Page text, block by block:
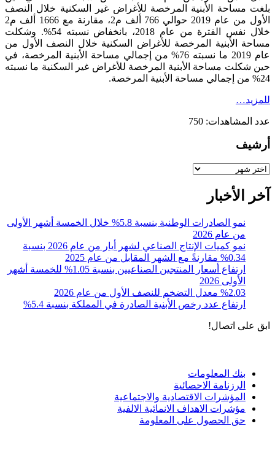
بلغت مساحة الأبنية المرخصة للأغراض غير السكنية خلال النصف
الأول من عام 2019 حوالي 766 ألف م2، مقارنة مع 1666 ألف م2
خلال نفس الفترة من عام 2018، بانخفاض نسبته 54%. وشكلت
مساحة الأبنية المرخصة للأغراض السكنية خلال النصف الأول من
عام 2019 ما نسبته 76% من إجمالي مساحة الأبنية المرخصة، في
حين شكلت مساحة الأبنية المرخصة للأغراض غير السكنية ما نسبته
24% من إجمالي مساحة الأبنية المرخصة.
للمزيد…
عدد المشاهدات: 750
أرشيف
أرشيف
آخر الأخبار
نمو الصادرات الوطنية بنسبة 5.8% خلال الخمسة أشهر الأولى
من عام 2026
نمو كميات الإنتاج الصناعي لشهر أيار من عام 2026 بنسبة
0.34% مقارنةً مع الشهر المقابل من عام 2025
ارتفاع أسعار المنتجين الصناعيين بنسبة 1.05% للخمسة أشهر
الأولى 2026
%2.03 معدل التضخم للنصف الأول من عام 2026
ارتفاع عدد رخص الأبنية الصادرة في المملكة بنسبة 5.4%
ابق على اتصال!
بنك المعلومات
الرزنامة الاحصائية
المؤشرات الاقتصادية والاجتماعية
مؤشرات الاهداف الانمائية الالفية
حق الحصول على المعلومة